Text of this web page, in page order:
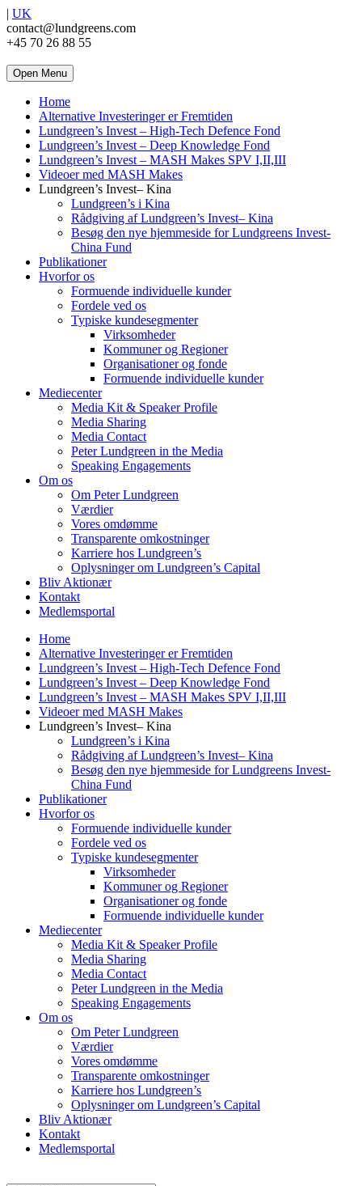
| UK
contact@lundgreens.com
+45 70 26 88 55
Open Menu
Home
Alternative Investeringer er Fremtiden
Lundgreen’s Invest – High-Tech Defence Fond
Lundgreen’s Invest – Deep Knowledge Fond
Lundgreen’s Invest – MASH Makes SPV I,II,III
Videoer med MASH Makes
Lundgreen’s Invest– Kina
Lundgreen’s i Kina
Rådgiving af Lundgreen’s Invest– Kina
Besøg den nye hjemmeside for Lundgreens Invest-
China Fund
Publikationer
Hvorfor os
Formuende individuelle kunder
Fordele ved os
Typiske kundesegmenter
Virksomheder
Kommuner og Regioner
Organisationer og fonde
Formuende individuelle kunder
Mediecenter
Media Kit & Speaker Profile
Media Sharing
Media Contact
Peter Lundgreen in the Media
Speaking Engagements
Om os
Om Peter Lundgreen
Værdier
Vores omdømme
Transparente omkostninger
Karriere hos Lundgreen’s
Oplysninger om Lundgreen’s Capital
Bliv Aktionær
Kontakt
Medlemsportal
Home
Alternative Investeringer er Fremtiden
Lundgreen’s Invest – High-Tech Defence Fond
Lundgreen’s Invest – Deep Knowledge Fond
Lundgreen’s Invest – MASH Makes SPV I,II,III
Videoer med MASH Makes
Lundgreen’s Invest– Kina
Lundgreen’s i Kina
Rådgiving af Lundgreen’s Invest– Kina
Besøg den nye hjemmeside for Lundgreens Invest-
China Fund
Publikationer
Hvorfor os
Formuende individuelle kunder
Fordele ved os
Typiske kundesegmenter
Virksomheder
Kommuner og Regioner
Organisationer og fonde
Formuende individuelle kunder
Mediecenter
Media Kit & Speaker Profile
Media Sharing
Media Contact
Peter Lundgreen in the Media
Speaking Engagements
Om os
Om Peter Lundgreen
Værdier
Vores omdømme
Transparente omkostninger
Karriere hos Lundgreen’s
Oplysninger om Lundgreen’s Capital
Bliv Aktionær
Kontakt
Medlemsportal